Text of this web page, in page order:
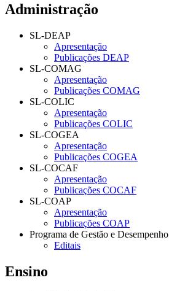
Administração
SL-DEAP
Apresentação
Publicações DEAP
SL-COMAG
Apresentação
Publicações COMAG
SL-COLIC
Apresentação
Publicações COLIC
SL-COGEA
Apresentação
Publicações COGEA
SL-COCAF
Apresentação
Publicações COCAF
SL-COAP
Apresentação
Publicações COAP
Programa de Gestão e Desempenho
Editais
Ensino